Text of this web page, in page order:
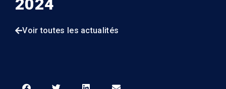
2024
Voir toutes les actualités